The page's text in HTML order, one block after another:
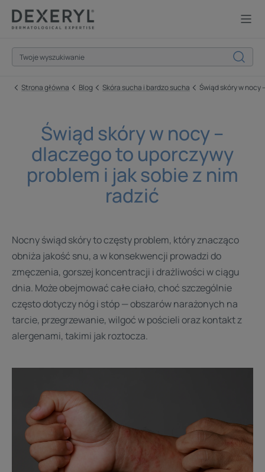
Strona główna Blog Skóra sucha i bardzo sucha Świąd skóry w nocy
Świąd skóry w nocy –
dlaczego to uporczywy
problem i jak sobie z nim
radzić
Nocny świąd skóry to częsty problem, który znacząco
obniża jakość snu, a w konsekwencji prowadzi do
zmęczenia, gorszej koncentracji i drażliwości w ciągu
dnia. Może obejmować całe ciało, choć szczególnie
często dotyczy nóg i stóp — obszarów narażonych na
tarcie, przegrzewanie, wilgoć w pościeli oraz kontakt z
alergenami, takimi jak roztocza.